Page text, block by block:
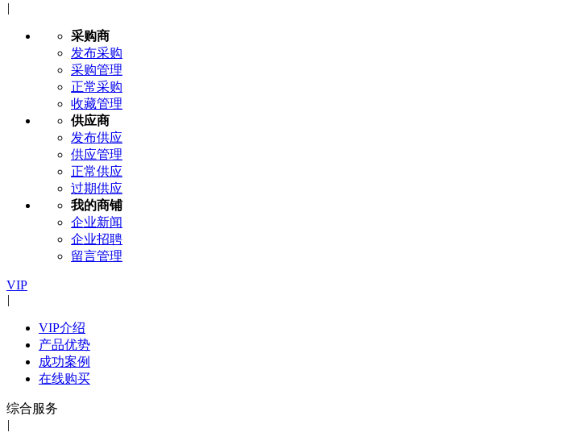
|
采购商
发布采购
采购管理
正常采购
收藏管理
供应商
发布供应
供应管理
正常供应
过期供应
我的商铺
企业新闻
企业招聘
留言管理
VIP
|
VIP介绍
产品优势
成功案例
在线购买
综合服务
|